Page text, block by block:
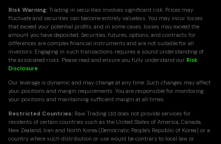
Risk Warning: Trading in securities involves significant risk. Prices may
fluctuate and securities can become entirely valueless. You may incur losses
that exceed your potential profits, and in some cases, losses may exceed the
amount you have deposited. Securities, futures, options, and contracts for
differences are complex financial instruments and are not suitable for all
investors. Engaging in such transactions requires a sound understanding of
the associated risks. Please read and ensure you fully understand ourRisk
Disclosure.
Our leverage is dynamic and may change at any time. Such changes may affect
your positions and margin requirements. You are responsible for monitoring
your positions and maintaining sufficient margin at all times.
Restricted Countries: Raw Trading Ltd does not provide services for
residents of certain countries such as the United States of America, Canada,
New Zealand, Iran and North Korea (Democratic People's Republic of Korea) or a
country where such distribution or use would be contrary to local law or